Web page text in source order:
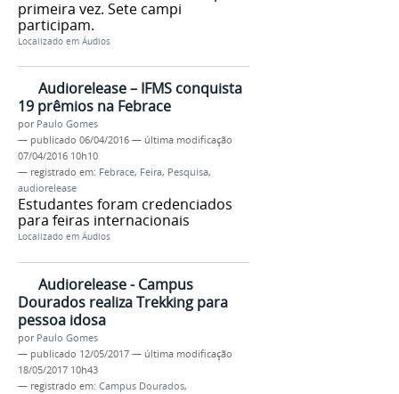
primeira vez. Sete campi
participam.
Localizado em Áudios
Audiorelease – IFMS conquista
19 prêmios na Febrace
por Paulo Gomes
— publicado 06/04/2016 — última modificação
07/04/2016 10h10
— registrado em: Febrace, Feira, Pesquisa,
audiorelease
Estudantes foram credenciados
para feiras internacionais
Localizado em Áudios
Audiorelease - Campus
Dourados realiza Trekking para
pessoa idosa
por Paulo Gomes
— publicado 12/05/2017 — última modificação
18/05/2017 10h43
— registrado em: Campus Dourados,